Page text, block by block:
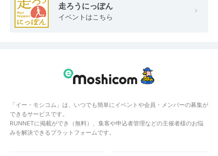
走ろうにっぽん
イベントはこちら
「イー・モシコム」は、いつでも簡単にイベントや会員・メンバーの募集が
できるサービスです。
RUNNETに掲載ができ（無料）、集客や申込者管理などの主催者様のお悩
みを解決できるプラットフォームです。